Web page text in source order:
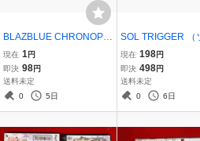
BLAZBLUE CHRONOPH
ANTASMA ブレイブルー
クロノファンタズマ 最安
販売！！ １円スタート
現在 1 円
即決 98円
送料未定
0
5日
SOL TRIGGER （
トリガー）最安販
品説明必読！！
現在 198円
即決 498円
送料未定
0
6日